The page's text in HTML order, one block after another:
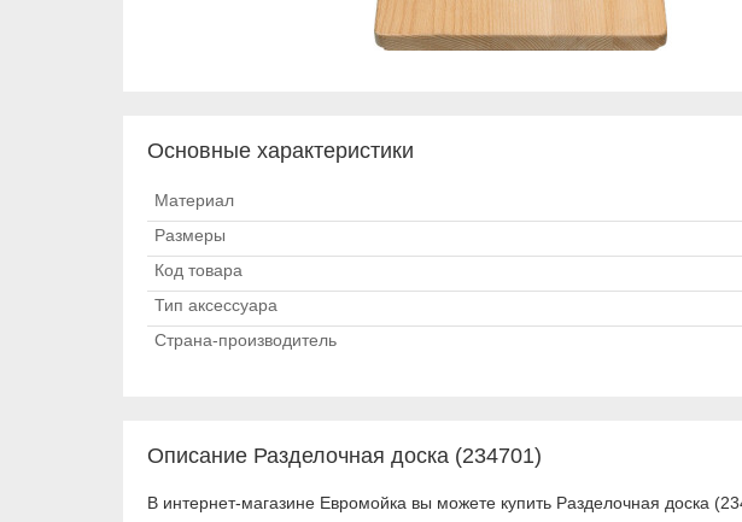
Основные характеристики
Материал
Размеры
Код товара
Тип аксессуара
Страна-производитель
Описание Разделочная доска (234701)
В интернет-магазине Евромойка вы можете купить Разделочная доска